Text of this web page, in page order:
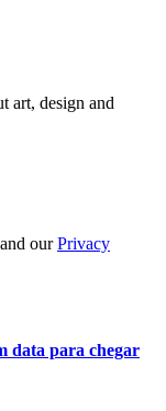
art, design and
ourPrivacy
data para chegar